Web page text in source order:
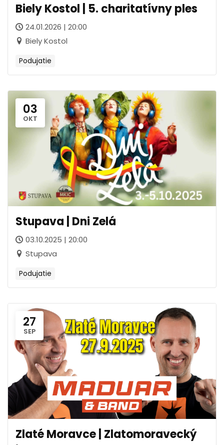
Biely Kostol | 5. charitatívny ples
24.01.2026 | 20:00
Biely Kostol
Podujatie
03
OKT
Stupava | Dni Zelá
03.10.2025 | 20:00
Stupava
Podujatie
27
SEP
Zlaté Moravce | Zlatomoravecký